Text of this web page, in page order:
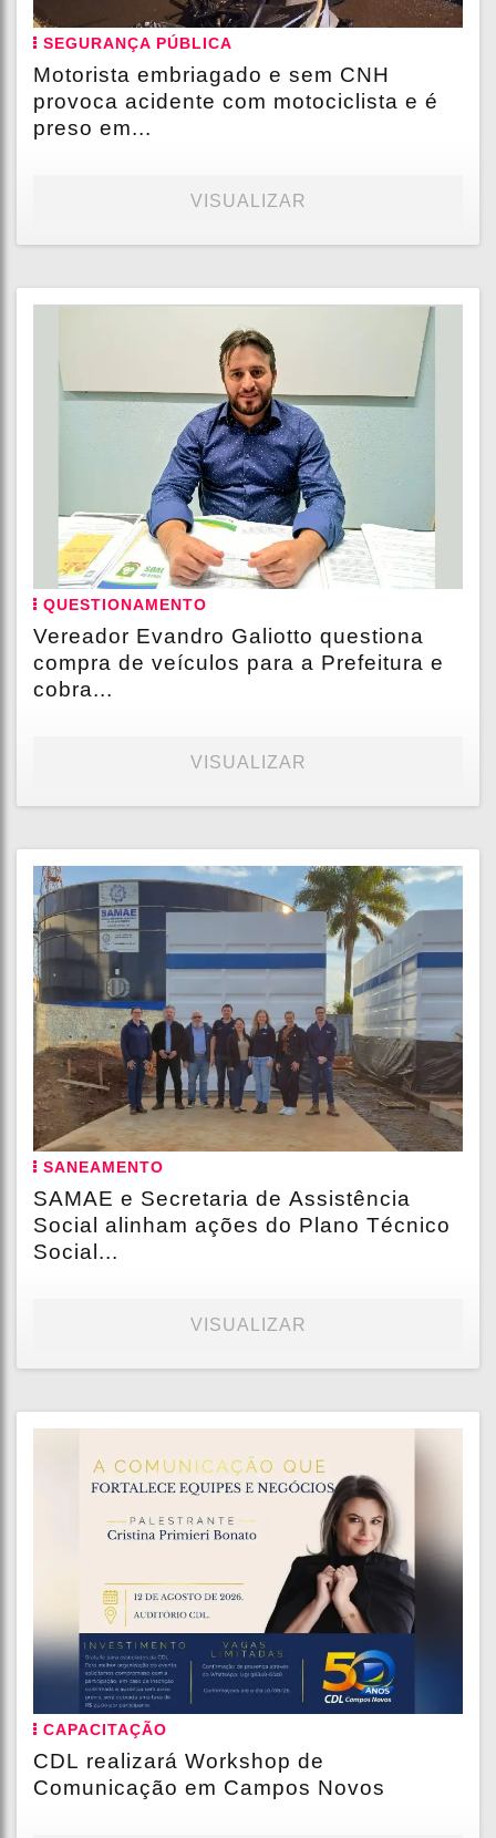
SEGURANÇA PÚBLICA
Motorista embriagado e sem CNH
provoca acidente com motociclista e é
preso em...
VISUALIZAR
QUESTIONAMENTO
Vereador Evandro Galiotto questiona
compra de veículos para a Prefeitura e
cobra...
VISUALIZAR
SANEAMENTO
SAMAE e Secretaria de Assistência
Social alinham ações do Plano Técnico
Social...
VISUALIZAR
CAPACITAÇÃO
CDL realizará Workshop de
Comunicação em Campos Novos